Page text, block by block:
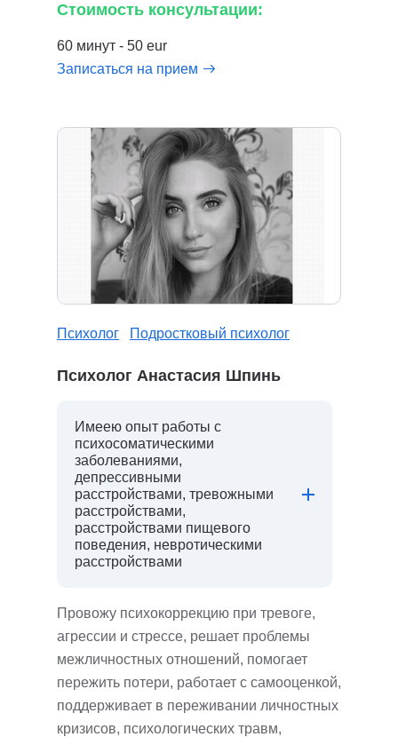
Стоимость консультации:
60 минут - 50 eur
Записаться на прием
Психолог Подростковый психолог
Психолог Анастасия Шпинь
Имеею опыт работы с
психосоматическими
заболеваниями,
депрессивными
расстройствами, тревожными
расстройствами,
расстройствами пищевого
поведения, невротическими
расстройствами
Провожу психокоррекцию при тревоге,
агрессии и стрессе, решает проблемы
межличностных отношений, помогает
пережить потери, работает с самооценкой,
поддерживает в переживании личностных
кризисов, психологических травм,